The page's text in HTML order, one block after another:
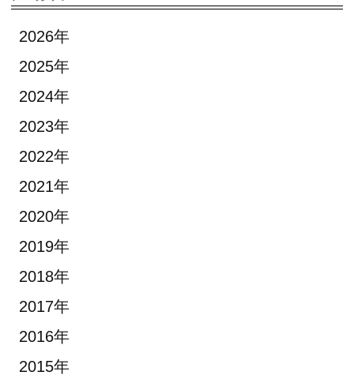
2026年
2025年
2024年
2023年
2022年
2021年
2020年
2019年
2018年
2017年
2016年
2015年